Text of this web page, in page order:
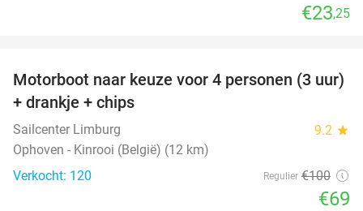
€23,25
31%
Motorboot naar keuze voor 4 personen (3 uur)
+ drankje + chips
Sailcenter Limburg 9.2 star
Ophoven - Kinrooi (België) (12 km)
Verkocht: 120
Regulier €100
€69